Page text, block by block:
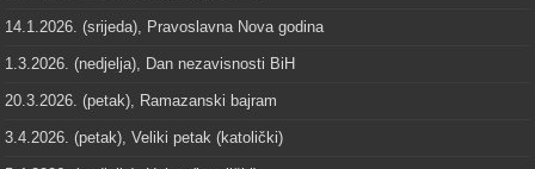
14.1.2026. (srijeda), Pravoslavna Nova godina
1.3.2026. (nedjelja), Dan nezavisnosti BiH
20.3.2026. (petak), Ramazanski bajram
3.4.2026. (petak), Veliki petak (katolički)